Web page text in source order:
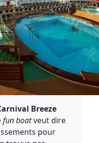
Breeze
fun boatveut dire
pour